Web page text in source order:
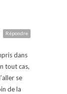
Répondre
dans
tout cas,
se
de la